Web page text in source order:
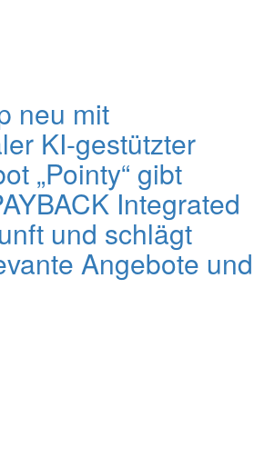
neu mit
KI-gestützter
„Pointy“ gibt
Integrated
und schlägt
Angebote und